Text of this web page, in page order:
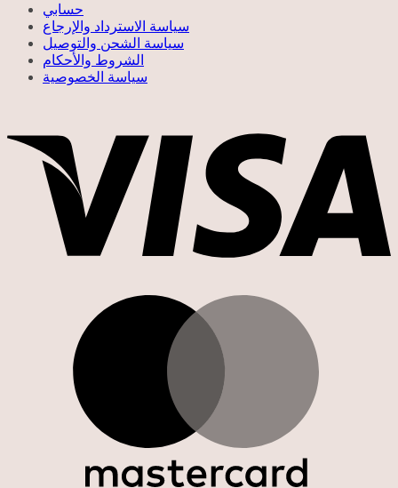
حسابي
سياسة الاسترداد والإرجاع
سياسة الشحن والتوصيل
الشروط والأحكام
سياسة الخصوصية